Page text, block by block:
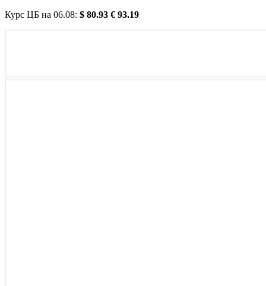
Курс ЦБ на 06.08: $ 80.93 € 93.19